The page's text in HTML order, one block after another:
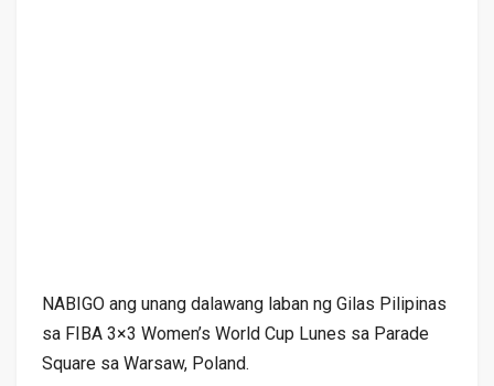
NABIGO ang unang dalawang laban ng Gilas Pilipinas
sa FIBA 3×3 Women’s World Cup Lunes sa Parade
Square sa Warsaw, Poland.